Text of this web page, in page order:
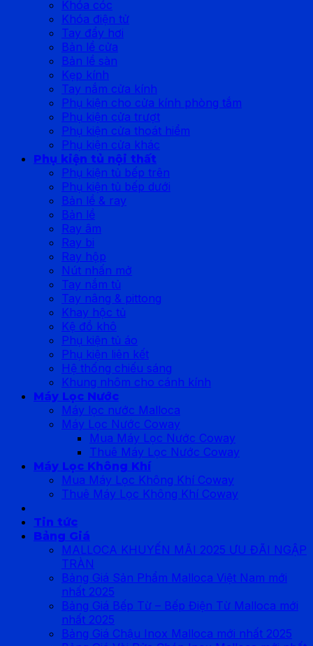
Khóa cóc
Khóa điện tử
Tay đẩy hơi
Bản lề cửa
Bản lề sàn
Kẹp kính
Tay nắm cửa kính
Phụ kiện cho cửa kính phòng tắm
Phụ kiện cửa trượt
Phụ kiện cửa thoát hiểm
Phụ kiện cửa khác
Phụ kiện tủ nội thất
Phụ kiện tủ bếp trên
Phụ kiện tủ bếp dưới
Bản lề & ray
Bản lề
Ray âm
Ray bi
Ray hộp
Nút nhấn mở
Tay nắm tủ
Tay nâng & pittong
Khay hộc tủ
Kệ đồ khô
Phụ kiện tủ áo
Phụ kiện liên kết
Hệ thống chiếu sáng
Khung nhôm cho cánh kính
Máy Lọc Nước
Máy lọc nước Malloca
Máy Lọc Nước Coway
Mua Máy Lọc Nước Coway
Thuê Máy Lọc Nước Coway
Máy Lọc Không Khí
Mua Máy Lọc Không Khí Coway
Thuê Máy Lọc Không Khí Coway
Tin tức
Bảng Giá
MALLOCA KHUYẾN MÃI 2025 ƯU ĐÃI NGẬP
TRÀN
Bảng Giá Sản Phẩm Malloca Việt Nam mới
nhất 2025
Bảng Giá Bếp Từ – Bếp Điện Từ Malloca mới
nhất 2025
Bảng Giá Chậu Inox Malloca mới nhất 2025